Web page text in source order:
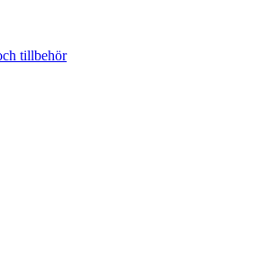
tillbehör